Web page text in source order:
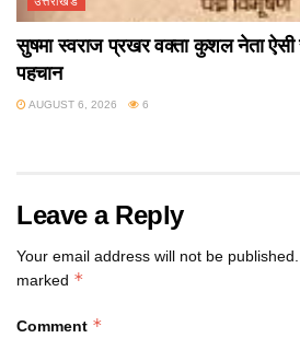
सुषमा स्वराज प्रखर वक्ता कुशल नेता
पहचान
AUGUST 6, 2026 6
Leave a Reply
Your email address will not be published.
marked *
Comment *